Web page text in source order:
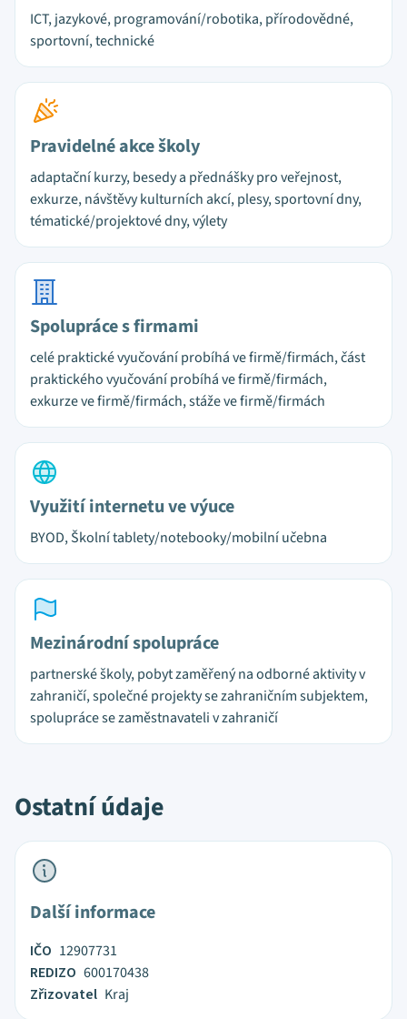
ICT, jazykové, programování/robotika, přírodovědné,
sportovní, technické
Pravidelné akce školy
adaptační kurzy, besedy a přednášky pro veřejnost,
exkurze, návštěvy kulturních akcí, plesy, sportovní dny,
tématické/projektové dny, výlety
Spolupráce s firmami
celé praktické vyučování probíhá ve firmě/firmách, část
praktického vyučování probíhá ve firmě/firmách,
exkurze ve firmě/firmách, stáže ve firmě/firmách
Využití internetu ve výuce
BYOD, Školní tablety/notebooky/mobilní učebna
Mezinárodní spolupráce
partnerské školy, pobyt zaměřený na odborné aktivity v
zahraničí, společné projekty se zahraničním subjektem,
spolupráce se zaměstnavateli v zahraničí
Ostatní údaje
Další informace
IČO 12907731
REDIZO 600170438
Zřizovatel Kraj